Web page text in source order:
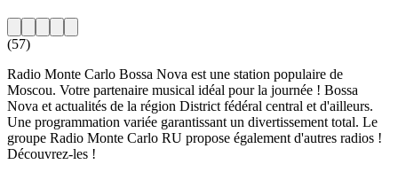
(57)
Radio Monte Carlo Bossa Nova est une station populaire de
Moscou. Votre partenaire musical idéal pour la journée ! Bossa
Nova et actualités de la région District fédéral central et d'ailleurs.
Une programmation variée garantissant un divertissement total. Le
groupe Radio Monte Carlo RU propose également d'autres radios !
Découvrez-les !